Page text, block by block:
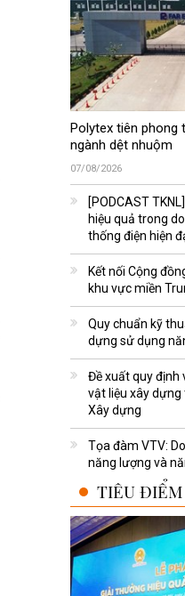
Polytex tiên phong
ngành dệt nhuộm
07/08/2026
[PODCAST
hiệu quả trong
thống điện hiện
Kết nối Cộng
khu vực miền
Quy chuẩn kỹ
dựng sử dụng
Đề xuất quy định
vật liệu xây
Xây dựng
Tọa đàm VTV:
năng lượng và
TIÊU ĐIỂM